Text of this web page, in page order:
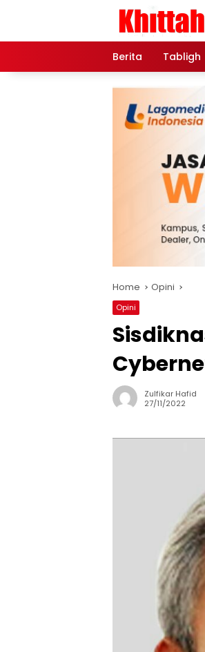
Berita Tabligh
Home Opini
Opini
Zulfikar Hafid
27/11/2022